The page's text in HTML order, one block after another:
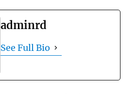
adminrd
See Full Bio